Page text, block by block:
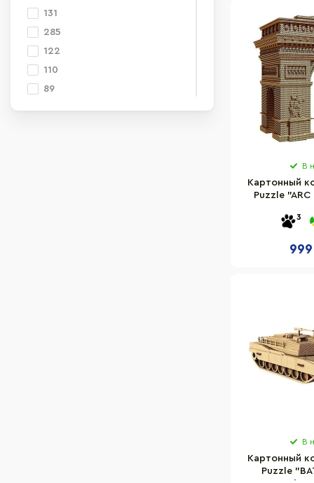
131
285
122
110
89
В
Картонный
Puzzle "ARC
3
В
Картонный
Puzzle